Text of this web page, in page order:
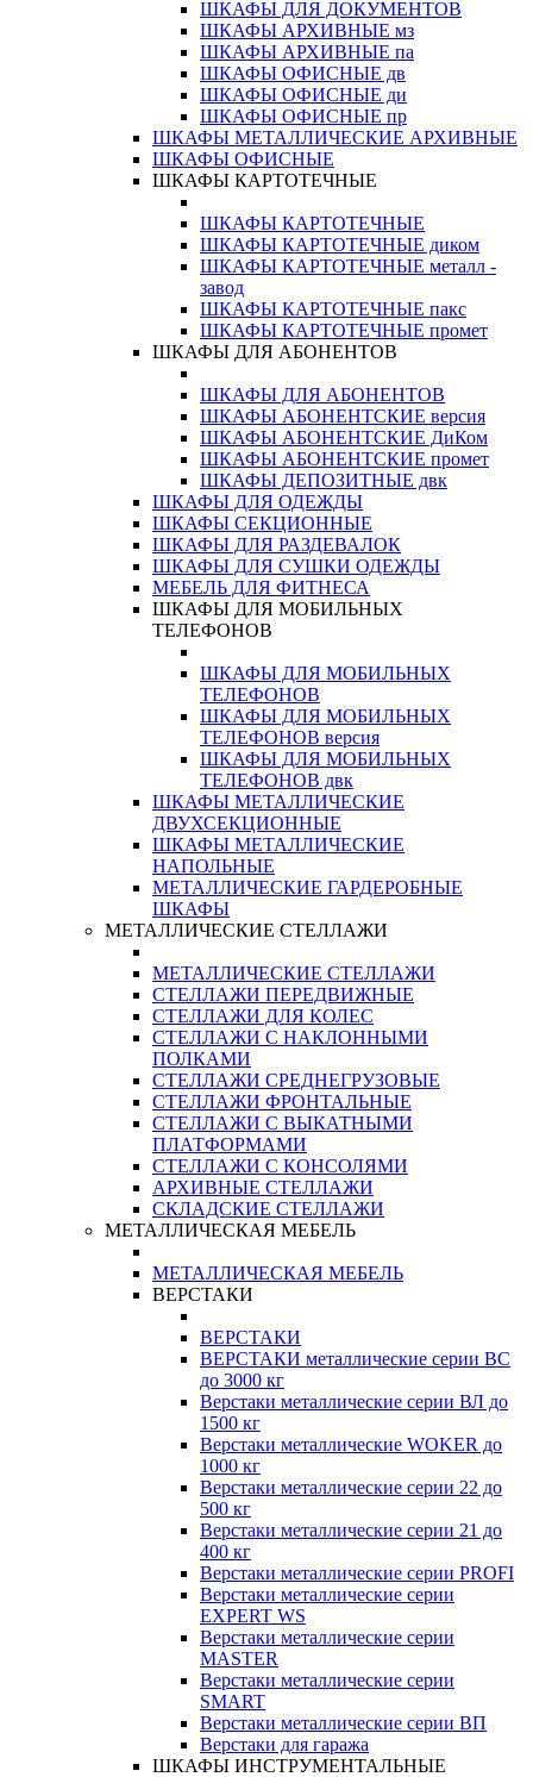
ШКАФЫ ДЛЯ ДОКУМЕНТОВ
ШКАФЫ АРХИВНЫЕ мз
ШКАФЫ АРХИВНЫЕ па
ШКАФЫ ОФИСНЫЕ дв
ШКАФЫ ОФИСНЫЕ ди
ШКАФЫ ОФИСНЫЕ пр
ШКАФЫ МЕТАЛЛИЧЕСКИЕ АРХИВНЫЕ
ШКАФЫ ОФИСНЫЕ
ШКАФЫ КАРТОТЕЧНЫЕ
ШКАФЫ КАРТОТЕЧНЫЕ
ШКАФЫ КАРТОТЕЧНЫЕ диком
ШКАФЫ КАРТОТЕЧНЫЕ металл -
завод
ШКАФЫ КАРТОТЕЧНЫЕ пакс
ШКАФЫ КАРТОТЕЧНЫЕ промет
ШКАФЫ ДЛЯ АБОНЕНТОВ
ШКАФЫ ДЛЯ АБОНЕНТОВ
ШКАФЫ АБОНЕНТСКИЕ версия
ШКАФЫ АБОНЕНТСКИЕ ДиКом
ШКАФЫ АБОНЕНТСКИЕ промет
ШКАФЫ ДЕПОЗИТНЫЕ двк
ШКАФЫ ДЛЯ ОДЕЖДЫ
ШКАФЫ СЕКЦИОННЫЕ
ШКАФЫ ДЛЯ РАЗДЕВАЛОК
ШКАФЫ ДЛЯ СУШКИ ОДЕЖДЫ
МЕБЕЛЬ ДЛЯ ФИТНЕСА
ШКАФЫ ДЛЯ МОБИЛЬНЫХ
ТЕЛЕФОНОВ
ШКАФЫ ДЛЯ МОБИЛЬНЫХ
ТЕЛЕФОНОВ
ШКАФЫ ДЛЯ МОБИЛЬНЫХ
ТЕЛЕФОНОВ версия
ШКАФЫ ДЛЯ МОБИЛЬНЫХ
ТЕЛЕФОНОВ двк
ШКАФЫ МЕТАЛЛИЧЕСКИЕ
ДВУХСЕКЦИОННЫЕ
ШКАФЫ МЕТАЛЛИЧЕСКИЕ
НАПОЛЬНЫЕ
МЕТАЛЛИЧЕСКИЕ ГАРДЕРОБНЫЕ
ШКАФЫ
МЕТАЛЛИЧЕСКИЕ СТЕЛЛАЖИ
МЕТАЛЛИЧЕСКИЕ СТЕЛЛАЖИ
СТЕЛЛАЖИ ПЕРЕДВИЖНЫЕ
СТЕЛЛАЖИ ДЛЯ КОЛЕС
СТЕЛЛАЖИ С НАКЛОННЫМИ
ПОЛКАМИ
СТЕЛЛАЖИ СРЕДНЕГРУЗОВЫЕ
СТЕЛЛАЖИ ФРОНТАЛЬНЫЕ
СТЕЛЛАЖИ С ВЫКАТНЫМИ
ПЛАТФОРМАМИ
СТЕЛЛАЖИ С КОНСОЛЯМИ
АРХИВНЫЕ СТЕЛЛАЖИ
СКЛАДСКИЕ СТЕЛЛАЖИ
МЕТАЛЛИЧЕСКАЯ МЕБЕЛЬ
МЕТАЛЛИЧЕСКАЯ МЕБЕЛЬ
ВЕРСТАКИ
ВЕРСТАКИ
ВЕРСТАКИ металлические серии ВС
до 3000 кг
Верстаки металлические серии ВЛ до
1500 кг
Верстаки металлические WOKER до
1000 кг
Верстаки металлические серии 22 до
500 кг
Верстаки металлические серии 21 до
400 кг
Верстаки металлические серии PROFI
Верстаки металлические серии
EXPERT WS
Верстаки металлические серии
MASTER
Верстаки металлические серии
SMART
Верстаки металлические серии ВП
Верстаки для гаража
ШКАФЫ ИНСТРУМЕНТАЛЬНЫЕ